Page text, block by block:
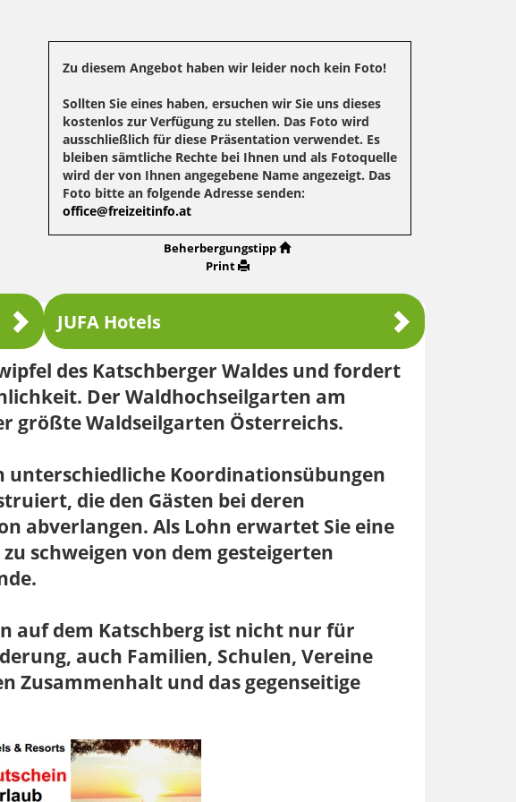
Zu diesem Angebot haben wir leider noch kein Foto!
Sollten Sie eines haben, ersuchen wir Sie uns dieses
kostenlos zur Verfügung zu stellen. Das Foto wird
ausschließlich für diese Präsentation verwendet. Es
bleiben sämtliche Rechte bei Ihnen und als Fotoquelle
wird der von Ihnen angegebene Name angezeigt. Das
Foto bitte an folgende Adresse senden:
office@freizeitinfo.at
Beherbergungstipp
Print
JUFA Hotels
des Katschberger Waldes und fordert
Der Waldhochseilgarten am
größte Waldseilgarten Österreichs.
Koordinationsübungen
die den Gästen bei deren
abverlangen. Als Lohn erwartet Sie eine
schweigen von dem gesteigerten
auf dem Katschberg ist nicht nur für
auch Familien, Schulen, Vereine
Zusammenhalt und das gegenseitige